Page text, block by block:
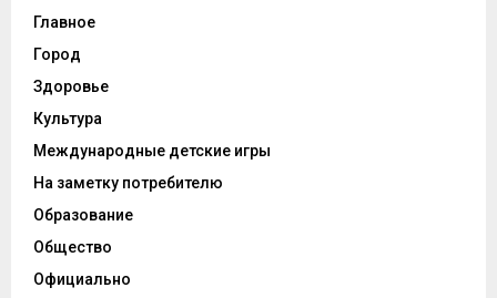
Главное
Город
Здоровье
Культура
Международные детские игры
На заметку потребителю
Образование
Общество
Официально